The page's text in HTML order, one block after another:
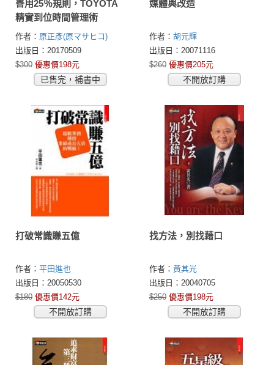
善用25％規則，TOYOTA
精實到位時間管理術
作者： 原正彥(原マサヒコ)
出版日：20170509
$300 優惠價198元
已售完，補書中
媒體與改造
作者： 胡元輝
出版日：20071116
$260 優惠價205元
不開放訂購
打破常識賺五億
作者： 平田進也
出版日：20050530
$180 優惠價142元
不開放訂購
找方法，別找藉口
作者： 黃其光
出版日：20040705
$250 優惠價198元
不開放訂購